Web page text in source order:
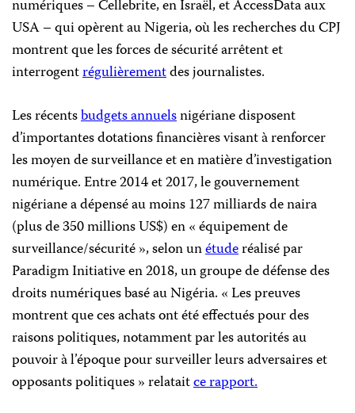
numériques – Cellebrite, en Israël, et AccessData aux
USA – qui opèrent au Nigeria, où les recherches du CPJ
montrent que les forces de sécurité arrêtent et
interrogentrégulièrementdes journalistes.
Les récentsbudgets annuelsnigériane disposent
d’importantes dotations financières visant à renforcer
les moyen de surveillance et en matière d’investigation
numérique. Entre 2014 et 2017, le gouvernement
nigériane a dépensé au moins 127 milliards de naira
(plus de 350 millions US$) en « équipement de
surveillance/sécurité », selon unétuderéalisé par
Paradigm Initiative en 2018, un groupe de défense des
droits numériques basé au Nigéria. « Les preuves
montrent que ces achats ont été effectués pour des
raisons politiques, notamment par les autorités au
pouvoir à l’époque pour surveiller leurs adversaires et
opposants politiques » relataitce rapport.